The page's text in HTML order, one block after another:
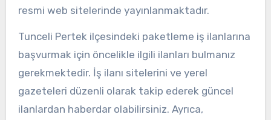
resmi web sitelerinde yayınlanmaktadır.
Tunceli Pertek ilçesindeki paketleme iş ilanlarına
başvurmak için öncelikle ilgili ilanları bulmanız
gerekmektedir. İş ilanı sitelerini ve yerel
gazeteleri düzenli olarak takip ederek güncel
ilanlardan haberdar olabilirsiniz. Ayrıca,